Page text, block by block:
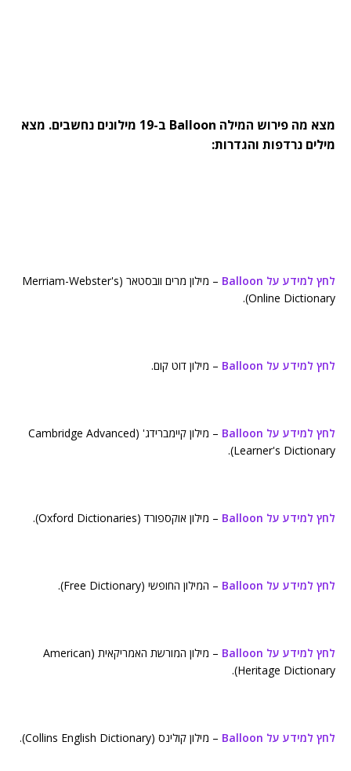
מצא מה פירוש המילה Balloon ב-19 מילונים נחשבים. מצא
מילים נרדפות והגדרות:
לחץ למידע על Balloon
– מילון מרים וובסטאר (Merriam-Webster's
Online Dictionary).
לחץ למידע על Balloon – מילון דוט קום.
לחץ למידע על Balloon
– מילון קיימברידג' (Cambridge Advanced
Learner's Dictionary).
לחץ למידע על Balloon – מילון אוקספורד (Oxford Dictionaries).
לחץ למידע על Balloon – המילון החופשי (Free Dictionary).
לחץ למידע על Balloon
– מילון המורשת האמריקאית (American
Heritage Dictionary).
לחץ למידע על Balloon – מילון קולינס (Collins English Dictionary).